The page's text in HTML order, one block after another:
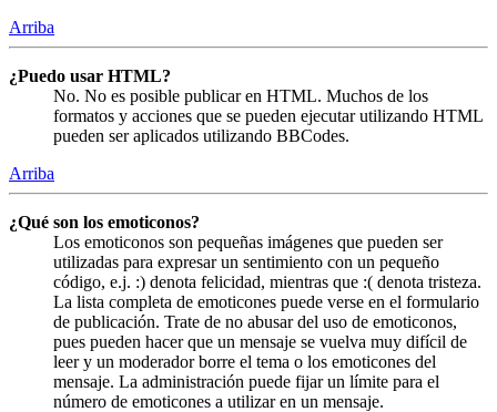
Arriba
¿Puedo usar HTML?
No. No es posible publicar en HTML. Muchos de los
formatos y acciones que se pueden ejecutar utilizando HTML
pueden ser aplicados utilizando BBCodes.
Arriba
¿Qué son los emoticonos?
Los emoticonos son pequeñas imágenes que pueden ser
utilizadas para expresar un sentimiento con un pequeño
código, e.j. :) denota felicidad, mientras que :( denota tristeza.
La lista completa de emoticones puede verse en el formulario
de publicación. Trate de no abusar del uso de emoticonos,
pues pueden hacer que un mensaje se vuelva muy difícil de
leer y un moderador borre el tema o los emoticones del
mensaje. La administración puede fijar un límite para el
número de emoticones a utilizar en un mensaje.